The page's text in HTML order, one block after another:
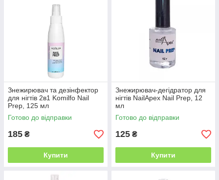
Знежирювач та дезінфектор
для нігтів 2в1 Komilfo Nail
Prep, 125 мл
Готово до відправки
185 ₴
Купити
Знежирювач-дегідратор для
нігтів NailApex Nail Prep, 12
мл
Готово до відправки
125 ₴
Купити